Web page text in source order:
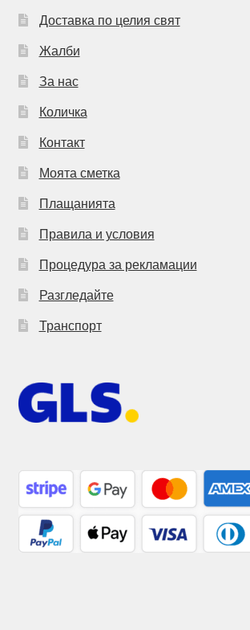
Доставка по целия свят
Жалби
За нас
Количка
Контакт
Моята сметка
Плащанията
Правила и условия
Процедура за рекламации
Разгледайте
Транспорт